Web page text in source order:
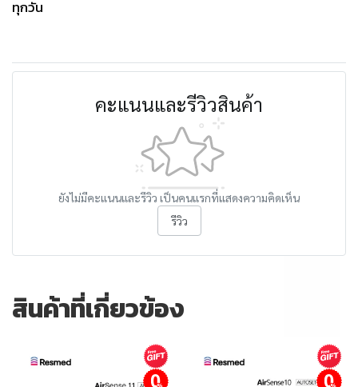
ทุกวัน
คะแนนและรีวิวสินค้า
ยังไม่มีคะแนนและรีวิว เป็นคนแรกที่แสดงความคิดเห็น
รีวิว
สินค้าที่เกี่ยวข้อง